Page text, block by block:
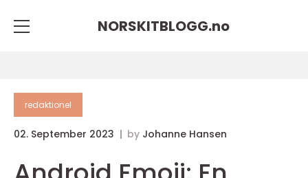
NORSKITBLOGG.no
redaktionel
02. September 2023 by Johanne Hansen